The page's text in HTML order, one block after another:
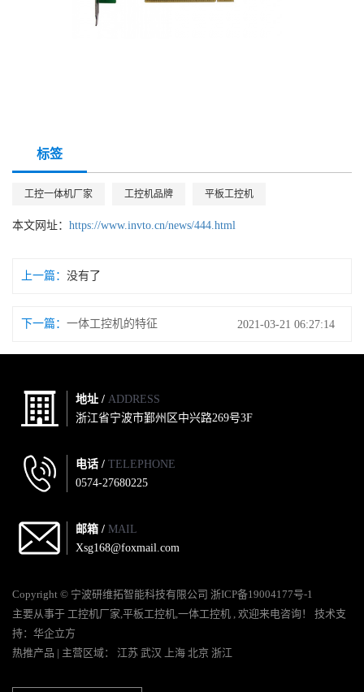
标签
工控一体机厂家 工控机品牌 平板工控机
本文网址： https://www.invto.cn/news/444.html
上一篇： 没有了
下一篇： 一体工控机的特征 2021-03-21 06:27:14
地址 / ADDRESS
浙江省宁波市鄞州区中兴路269号3F
电话 / TELEPHONE
0574-27680225
邮箱 / MAIL
Xsg168@foxmail.com
Copyright © 宁波研维拓智能科技有限公司 浙ICP备19004177号-1
主要从事于 工控机厂家 平板工控机 一体工控机 , 欢迎来电咨询！ 技术支
持： 华企立方
热推产品 | 主营区域： 江苏 武汉 上海 北京 浙江